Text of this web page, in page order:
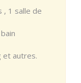
, 1 salle de
et autres.